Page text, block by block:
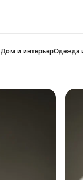
⁠Дом и интерьерОдежда